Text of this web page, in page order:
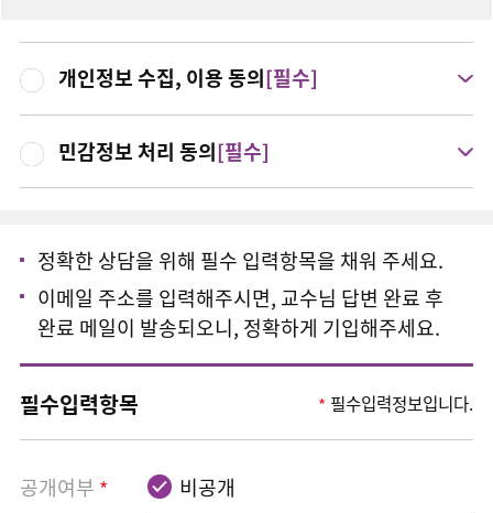
개인정보 수집, 이용 동의[필수]
민감정보 처리 동의[필수]
정확한 상담을 위해 필수 입력항목을 채워 주세요.
이메일 주소를 입력해주시면, 교수님 답변 완료 후
완료 메일이 발송되오니, 정확하게 기입해주세요.
필수입력항목 * 필수입력정보입니다.
공개여부 *
비공개